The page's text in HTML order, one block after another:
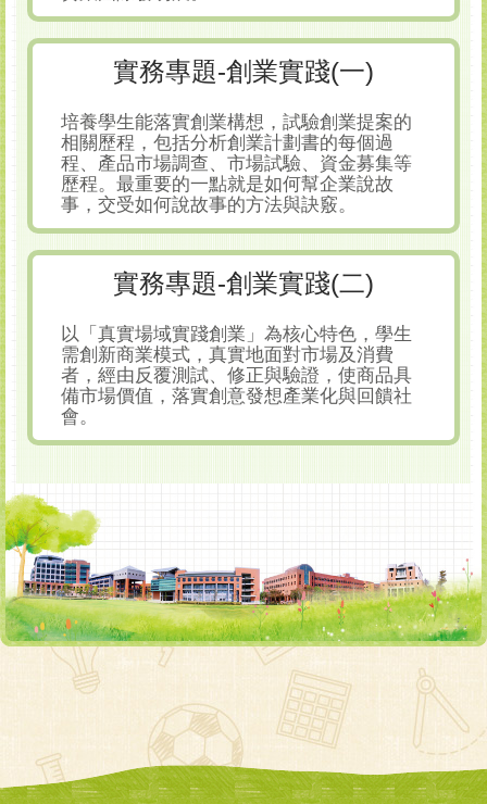
實務專題-創業實踐(一)
培養學生能落實創業構想，試驗創業提案的
相關歷程，包括分析創業計劃書的每個過
程、產品市場調查、市場試驗、資金募集等
歷程。最重要的一點就是如何幫企業說故
事，交受如何說故事的方法與訣竅。
實務專題-創業實踐(二)
以「真實場域實踐創業」為核心特色，學生
需創新商業模式，真實地面對市場及消費
者，經由反覆測試、修正與驗證，使商品具
備市場價值，落實創意發想產業化與回饋社
會。